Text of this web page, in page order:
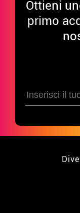
Ottieni
primo